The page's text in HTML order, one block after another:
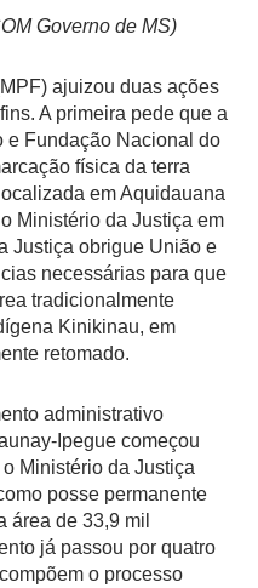
Governo de MS)
ajuizou duas ações
A primeira pede que a
e Fundação Nacional do
física da terra
em Aquidauana
Ministério da Justiça em
Justiça obrigue União e
necessárias para que
tradicionalmente
Kinikinau, em
retomado.
administrativo
Ipegue começou
Ministério da Justiça
posse permanente
área de 33,9 mil
já passou por quatro
o processo